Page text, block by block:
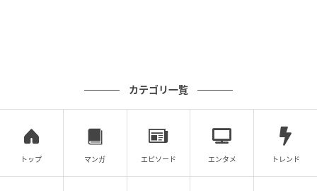
カテゴリ一覧
トップ マンガ エピソード エンタメ トレンド